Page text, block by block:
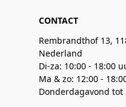
CONTACT
Rembrandthof 13,
Nederland
Di-za: 10:00 - 18:00
Ma & zo: 12:00 -
Donderdagavond tot